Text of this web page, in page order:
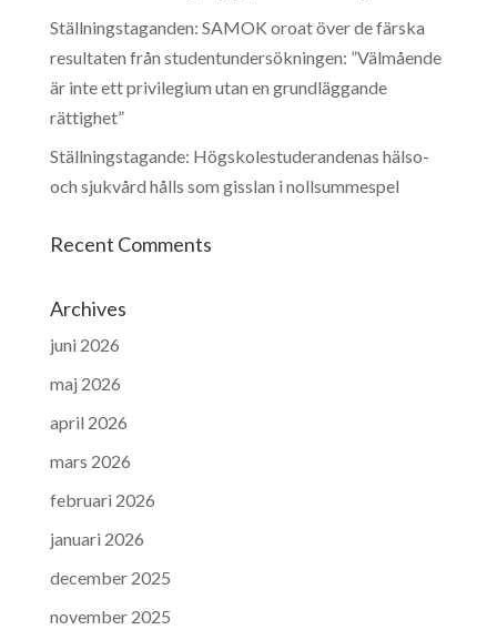
Ställningstaganden: SAMOK oroat över de färska
resultaten från studentundersökningen: ”Välmående
är inte ett privilegium utan en grundläggande
rättighet”
Ställningstagande: Högskolestuderandenas hälso-
och sjukvård hålls som gisslan i nollsummespel
Recent Comments
Archives
juni 2026
maj 2026
april 2026
mars 2026
februari 2026
januari 2026
december 2025
november 2025